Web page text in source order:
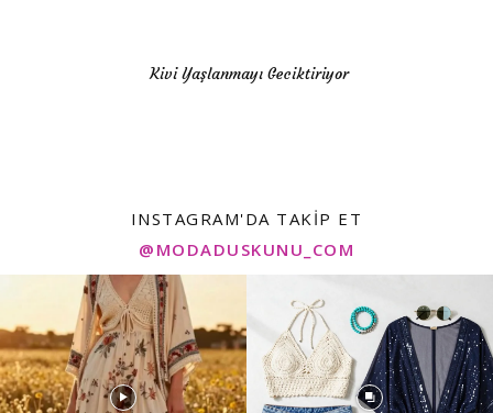
Kivi Yaşlanmayı Geciktiriyor
INSTAGRAM'DA TAKIP ET
@MODADUSKUNU_COM